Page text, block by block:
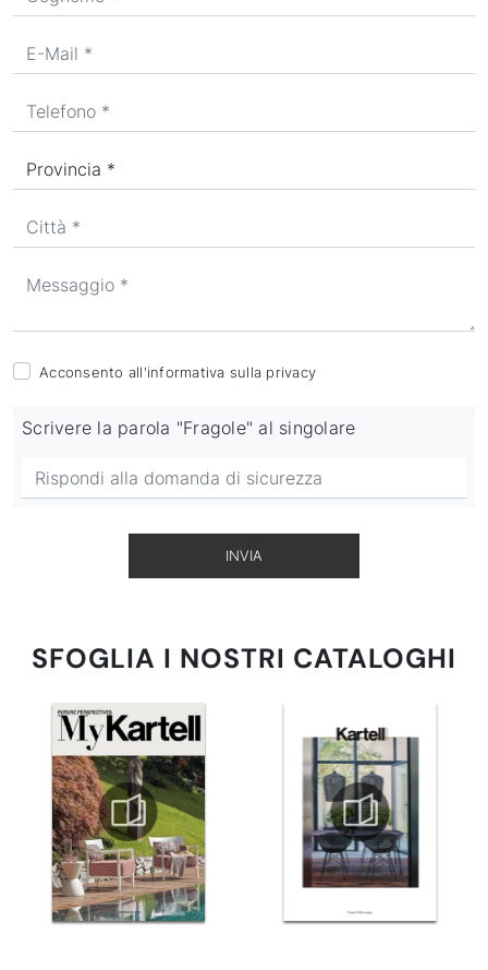
SFOGLIA I NOSTRI CATALOGHI
Acconsento all'informativa sulla privacy
Scrivere la parola "Fragole" al singolare
INVIA